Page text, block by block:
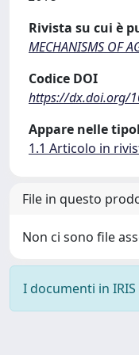
Rivista su cui è
MECHANISMS OF
Codice DOI
https://dx.doi.org/
Appare nelle
1.1 Articolo in
File in questo
Non ci sono file
I documenti in